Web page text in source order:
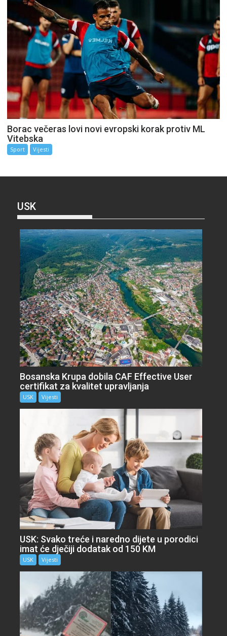
Borac večeras lovi novi evropski korak protiv ML
Vitebska
Sport Vijesti
USK
Bosanska Krupa dobila CAF Effective User
certifikat za kvalitet upravljanja
USK Vijesti
USK: Svako treće i naredno dijete u porodici
imat će dječiji dodatak od 150 KM
USK Vijesti